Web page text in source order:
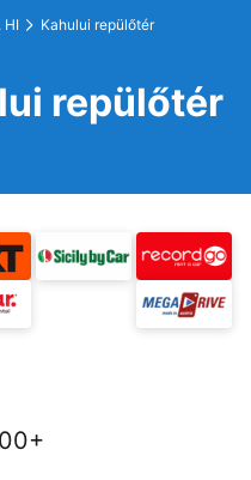
HI
Kahului repülőtér
repülőtér